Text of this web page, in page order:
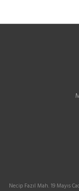
Necip Fazıl Mah. 19 Mayıs